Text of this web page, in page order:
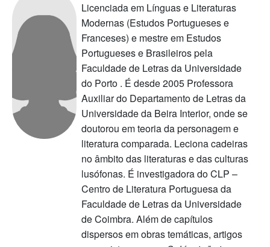
Licenciada em Línguas e Literaturas
Modernas (Estudos Portugueses e
Franceses) e mestre em Estudos
Portugueses e Brasileiros pela
Faculdade de Letras da Universidade
do Porto . É desde 2005 Professora
Auxiliar do Departamento de Letras da
Universidade da Beira Interior, onde se
doutorou em teoria da personagem e
literatura comparada. Leciona cadeiras
no âmbito das literaturas e das culturas
lusófonas. É investigadora do CLP –
Centro de Literatura Portuguesa da
Faculdade de Letras da Universidade
de Coimbra. Além de capítulos
dispersos em obras temáticas, artigos